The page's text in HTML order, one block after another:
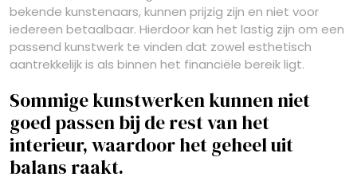
bekende kunstenaars, kunnen prijzig zijn en niet voor
iedereen betaalbaar. Hierdoor kan het lastig zijn om een
passend kunstwerk te vinden dat zowel esthetisch
aantrekkelijk is als binnen het financiële bereik ligt.
Sommige kunstwerken kunnen niet
goed passen bij de rest van het
interieur, waardoor het geheel uit
balans raakt.